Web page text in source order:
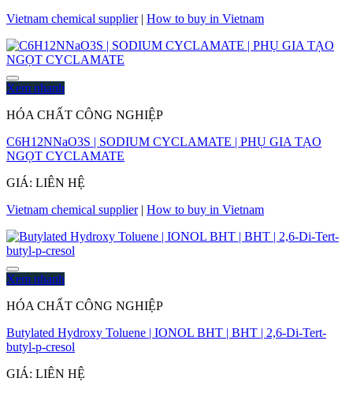
Vietnam chemical supplier| How to buy in Vietnam
Xem nhanh
HÓA CHẤT CÔNG NGHIỆP
C6H12NNaO3S | SODIUM CYCLAMATE | PHỤ GIA TẠO
NGỌT CYCLAMATE
GIÁ: LIÊN HỆ
Vietnam chemical supplier| How to buy in Vietnam
Xem nhanh
HÓA CHẤT CÔNG NGHIỆP
Butylated Hydroxy Toluene | IONOL BHT | BHT | 2,6-Di-Tert-
butyl-p-cresol
GIÁ: LIÊN HỆ